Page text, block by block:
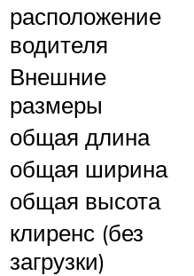
расположение
водителя
Внешние
размеры
общая длина
общая ширина
общая высота
клиренс (без
загрузки)